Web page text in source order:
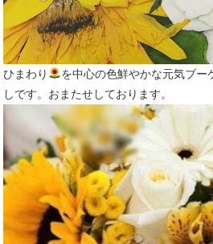
ひまわり
を中心の色鮮やかな元気ブー
しです。おまたせしております。